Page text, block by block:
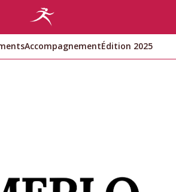
AccompagnementÉdition 2025